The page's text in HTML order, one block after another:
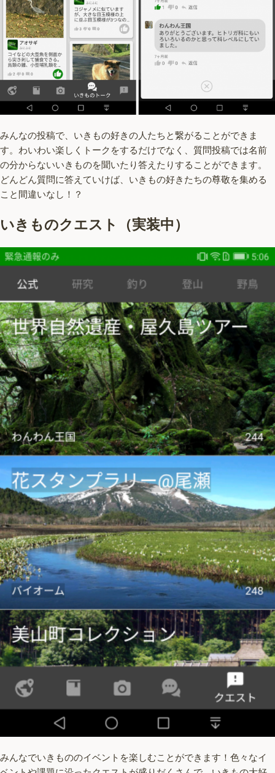
みんなの投稿で、いきもの好きの人たちと繋がることができま
す。わいわい楽しくトークをするだけでなく、質問投稿では名前
の分からないいきものを聞いたり答えたりすることができます。
どんどん質問に答えていけば、いきもの好きたちの尊敬を集める
こと間違いなし！？
いきものクエスト（実装中）
みんなでいきもののイベントを楽しむことができます！色々なイ